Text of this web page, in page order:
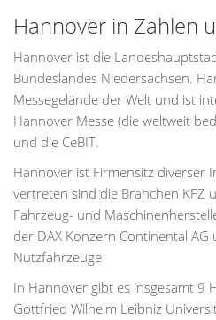
Hannover in Zahlen
Hannover ist die
Bundeslandes Niedersachsen.
Messegelände der Welt und ist
Hannover Messe (die weltweit
und die CeBIT.
Hannover ist Firmensitz diverser
vertreten sind die Branchen KFZ
Fahrzeug- und
der DAX Konzern Continental AG
Nutzfahrzeuge
In Hannover gibt es insgesamt 9
Gottfried Wilhelm Leibniz